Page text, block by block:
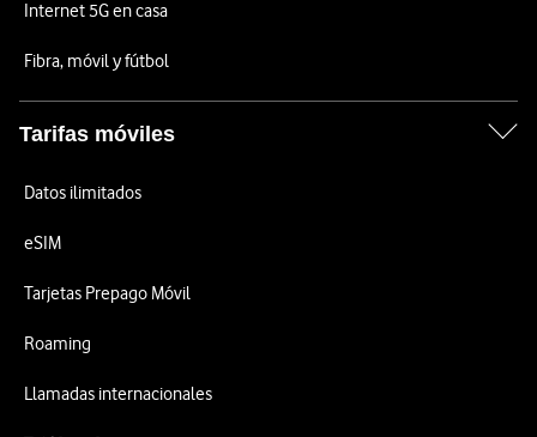
Internet 5G en casa
Fibra, móvil y fútbol
Tarifas móviles
Datos ilimitados
eSIM
Tarjetas Prepago Móvil
Roaming
Llamadas internacionales